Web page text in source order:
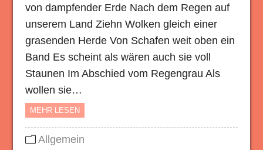
von dampfender Erde Nach dem Regen auf
unserem Land Ziehn Wolken gleich einer
grasenden Herde Von Schafen weit oben ein
Band Es scheint als wären auch sie voll
Staunen Im Abschied vom Regengrau Als
wollen sie…
MEHR LESEN
Allgemein